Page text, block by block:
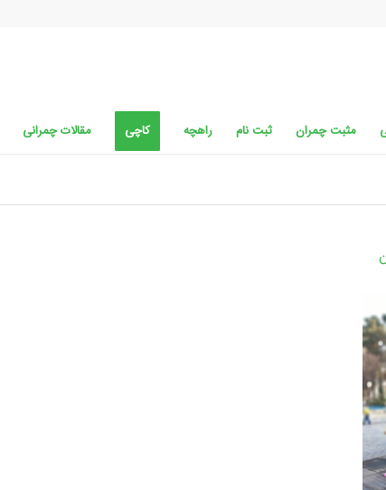
مثبت چمران ثبت نام راهچه کاچی مقالات چمرانی